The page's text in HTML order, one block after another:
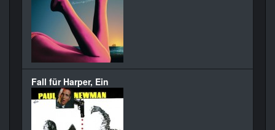
Fall für Harper, Ein